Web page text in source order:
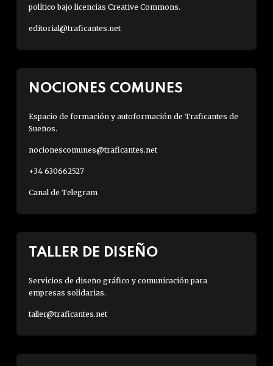
político bajo licencias Creative Commons.
editorial@traficantes.net
NOCIONES COMUNES
Espacio de formación y autoformación de Traficantes de
Sueños.
nocionescomunes@traficantes.net
+34 630662527
Canal de Telegram
TALLER DE DISEÑO
Servicios de diseño gráfico y comunicación para
empresas solidarias.
taller@traficantes.net